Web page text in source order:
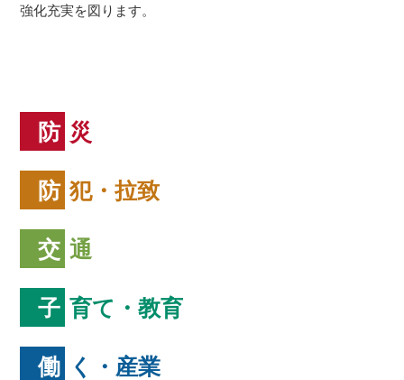
強化充実を図ります。
防災
防犯・拉致
交通
子育て・教育
働く・産業